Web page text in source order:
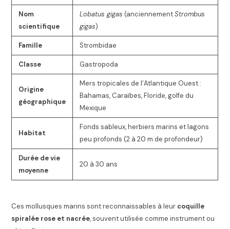
Nom
scientifique
Lobatus gigas (anciennementStrombus
gigas)
Famille Strombidae
Classe Gastropoda
Origine
géographique
Mers tropicales de l’Atlantique Ouest :
Bahamas, Caraïbes, Floride, golfe du
Mexique
Habitat
Fonds sableux, herbiers marins et lagons
peu profonds (2 à 20 m de profondeur)
Durée de vie
moyenne
20 à 30 ans
Ces mollusques marins sont reconnaissables à leur coquille
spiralée rose et nacrée, souvent utilisée comme instrument ou